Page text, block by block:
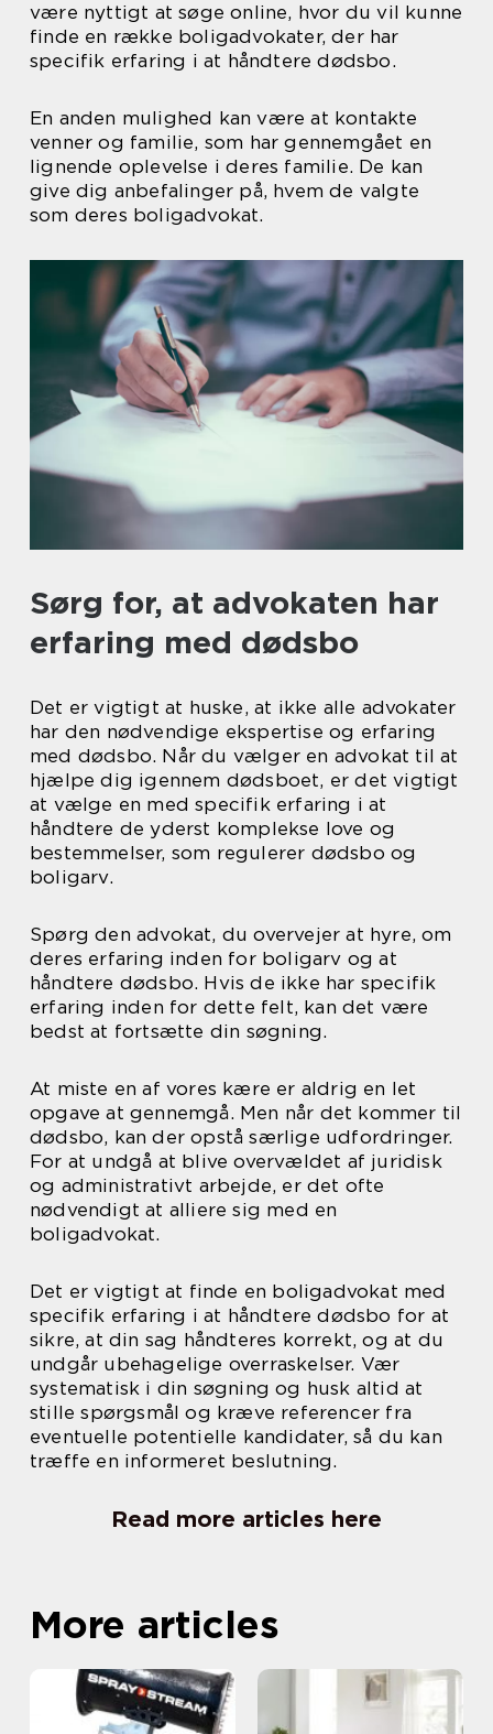
være nyttigt at søge online, hvor du vil kunne
finde en række boligadvokater, der har
specifik erfaring i at håndtere dødsbo.
En anden mulighed kan være at kontakte
venner og familie, som har gennemgået en
lignende oplevelse i deres familie. De kan
give dig anbefalinger på, hvem de valgte
som deres boligadvokat.
Sørg for, at advokaten har
erfaring med dødsbo
Det er vigtigt at huske, at ikke alle advokater
har den nødvendige ekspertise og erfaring
med dødsbo. Når du vælger en advokat til at
hjælpe dig igennem dødsboet, er det vigtigt
at vælge en med specifik erfaring i at
håndtere de yderst komplekse love og
bestemmelser, som regulerer dødsbo og
boligarv.
Spørg den advokat, du overvejer at hyre, om
deres erfaring inden for boligarv og at
håndtere dødsbo. Hvis de ikke har specifik
erfaring inden for dette felt, kan det være
bedst at fortsætte din søgning.
At miste en af vores kære er aldrig en let
opgave at gennemgå. Men når det kommer til
dødsbo, kan der opstå særlige udfordringer.
For at undgå at blive overvældet af juridisk
og administrativt arbejde, er det ofte
nødvendigt at alliere sig med en
boligadvokat.
Det er vigtigt at finde en boligadvokat med
specifik erfaring i at håndtere dødsbo for at
sikre, at din sag håndteres korrekt, og at du
undgår ubehagelige overraskelser. Vær
systematisk i din søgning og husk altid at
stille spørgsmål og kræve referencer fra
eventuelle potentielle kandidater, så du kan
træffe en informeret beslutning.
Read more articles here
More articles